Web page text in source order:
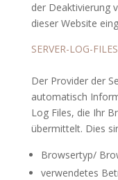
der Deaktivierung
dieser Website
SERVER-LOG-FILES
Der Provider der
automatisch
Log Files, die Ihr
übermittelt. Dies
Browsertyp/
verwendetes